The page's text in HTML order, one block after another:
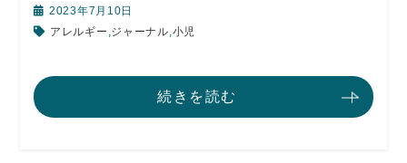
2023年7月10日
アレルギー ,ジャーナル,小児
続きを読む